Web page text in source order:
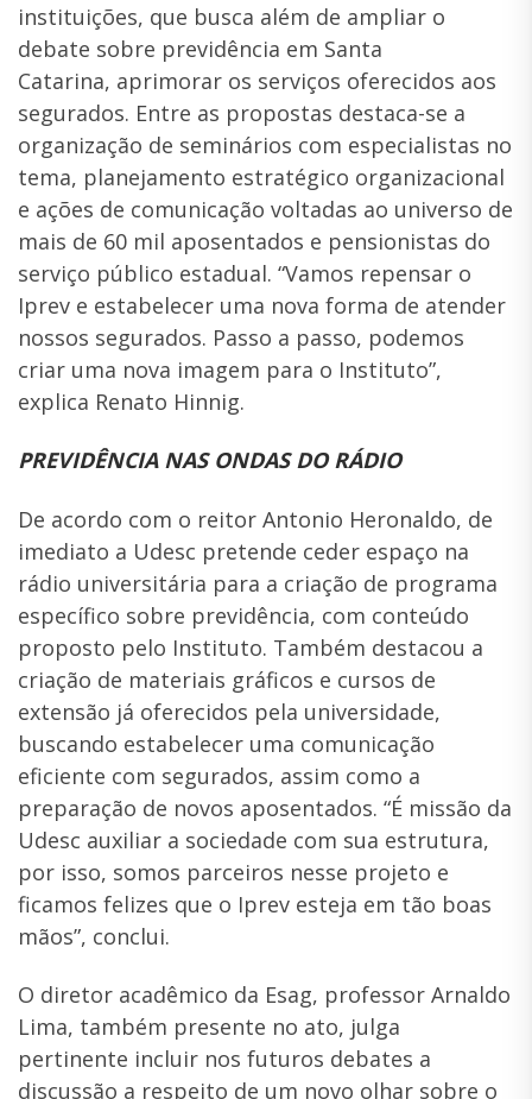
instituições, que busca além de ampliar o
debate sobre previdência em Santa
Catarina, aprimorar os serviços oferecidos aos
segurados. Entre as propostas destaca-se a
organização de seminários com especialistas no
tema, planejamento estratégico organizacional
e ações de comunicação voltadas ao universo de
mais de 60 mil aposentados e pensionistas do
serviço público estadual. “Vamos repensar o
Iprev e estabelecer uma nova forma de atender
nossos segurados. Passo a passo, podemos
criar uma nova imagem para o Instituto”,
explica Renato Hinnig.
PREVIDÊNCIA NAS ONDAS DO RÁDIO
De acordo com o reitor Antonio Heronaldo, de
imediato a Udesc pretende ceder espaço na
rádio universitária para a criação de programa
específico sobre previdência, com conteúdo
proposto pelo Instituto. Também destacou a
criação de materiais gráficos e cursos de
extensão já oferecidos pela universidade,
buscando estabelecer uma comunicação
eficiente com segurados, assim como a
preparação de novos aposentados. “É missão da
Udesc auxiliar a sociedade com sua estrutura,
por isso, somos parceiros nesse projeto e
ficamos felizes que o Iprev esteja em tão boas
mãos”, conclui.
O diretor acadêmico da Esag, professor Arnaldo
Lima, também presente no ato, julga
pertinente incluir nos futuros debates a
discussão a respeito de um novo olhar sobre o